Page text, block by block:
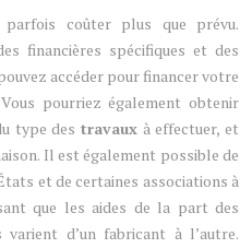
parfois coûter plus que prévu.
financières spécifiques et des
accéder pour financer votre
pourriez également obtenir
type destravaux à effectuer, et
Il est également possible de
et de certaines associations à
que les aides de la part des
d’un fabricant à l’autre.